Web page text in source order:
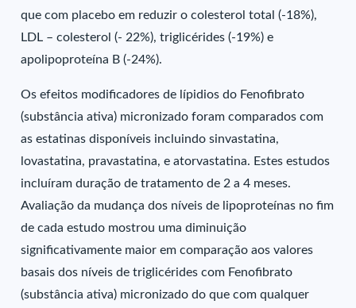
que com placebo em reduzir o colesterol total (-18%),
LDL – colesterol (- 22%), triglicérides (-19%) e
apolipoproteína B (-24%).
Os efeitos modificadores de lípidios do Fenofibrato
(substância ativa) micronizado foram comparados com
as estatinas disponíveis incluindo sinvastatina,
lovastatina, pravastatina, e atorvastatina. Estes estudos
incluíram duração de tratamento de 2 a 4 meses.
Avaliação da mudança dos níveis de lipoproteínas no fim
de cada estudo mostrou uma diminuição
significativamente maior em comparação aos valores
basais dos níveis de triglicérides com Fenofibrato
(substância ativa) micronizado do que com qualquer